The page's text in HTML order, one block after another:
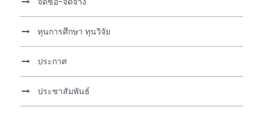
ทุนการศึกษา ทุนวิจัย
ประกาศ
ประชาสัมพันธ์